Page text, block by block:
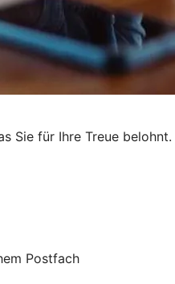
für Ihre Treue
Postfach